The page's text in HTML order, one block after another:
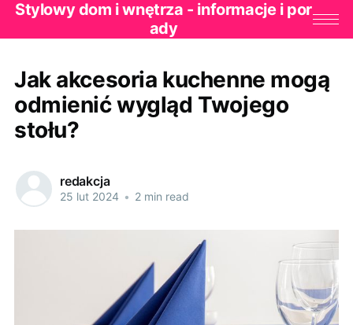
Stylowy dom i wnętrza - informacje i por
ady
Jak akcesoria kuchenne mogą
odmienić wygląd Twojego
stołu?
redakcja
25 lut 2024 • 2 min read